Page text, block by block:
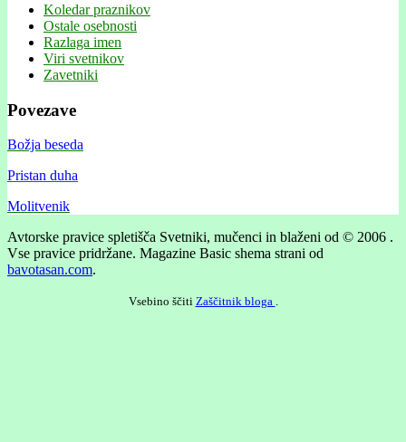
Koledar praznikov
Ostale osebnosti
Razlaga imen
Viri svetnikov
Zavetniki
Povezave
Božja beseda
Pristan duha
Molitvenik
Avtorske pravice spletišča Svetniki, mučenci in blaženi od © 2006 .
Vse pravice pridržane. Magazine Basic shema strani od
bavotasan.com.
Vsebino ščiti Zaščitnik bloga .